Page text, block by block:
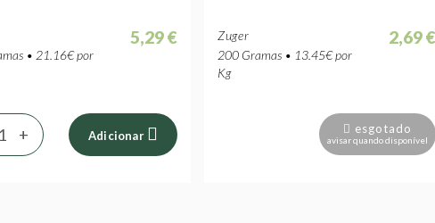
• 21.16€ por
5,29 €
+ Adicionar
Zuger
200 Gramas • 13.45€ por
Kg
2,69 €
esgotado
avisar quando disponível